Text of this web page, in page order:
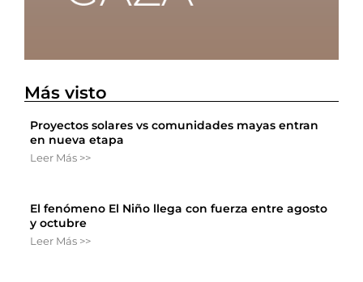
Más visto
Proyectos solares vs comunidades mayas entran
en nueva etapa
Leer Más >>
El fenómeno El Niño llega con fuerza entre agosto
y octubre
Leer Más >>